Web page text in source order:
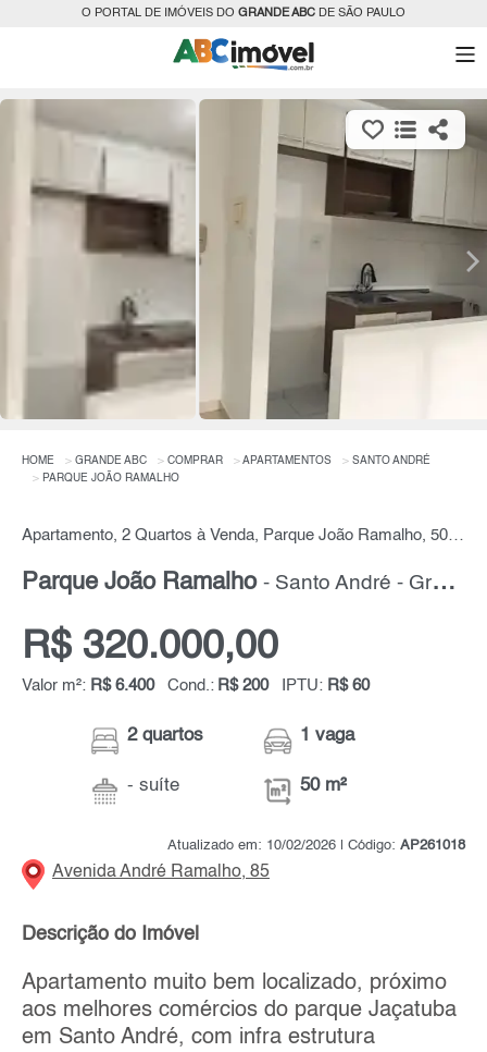
O PORTAL DE IMÓVEIS DO GRANDE ABC DE SÃO PAULO
HOME GRANDE ABC COMPRAR APARTAMENTOS
SANTO ANDRÉ
PARQUE JOÃO RAMALHO
Apartamento, 2 Quartos à Venda, Parque João Ramalho, 50 m² por R$ 320.000,00
Parque João Ramalho - Santo André - Grande ABC
R$ 320.000,00
Valor m²: R$ 6.400 Cond.: R$ 200 IPTU: R$ 60
2 quartos
- suíte
1 vaga
50 m²
Atualizado em: 10/02/2026 | Código: AP261018
Avenida André Ramalho, 85
Descrição do Imóvel
Apartamento muito bem localizado, próximo
aos melhores comércios do parque Jaçatuba
em Santo André, com infra estrutura